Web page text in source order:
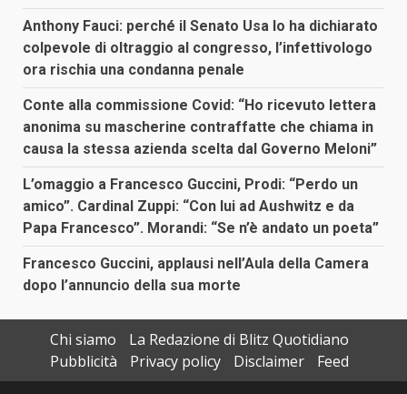
Anthony Fauci: perché il Senato Usa lo ha dichiarato
colpevole di oltraggio al congresso, l’infettivologo
ora rischia una condanna penale
Conte alla commissione Covid: “Ho ricevuto lettera
anonima su mascherine contraffatte che chiama in
causa la stessa azienda scelta dal Governo Meloni”
L’omaggio a Francesco Guccini, Prodi: “Perdo un
amico”. Cardinal Zuppi: “Con lui ad Aushwitz e da
Papa Francesco”. Morandi: “Se n’è andato un poeta”
Francesco Guccini, applausi nell’Aula della Camera
dopo l’annuncio della sua morte
Chi siamo
La Redazione di Blitz Quotidiano
Pubblicità
Privacy policy Disclaimer
Feed